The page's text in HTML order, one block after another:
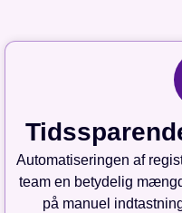
Automatiseringen af
team en betydelig
på manuel